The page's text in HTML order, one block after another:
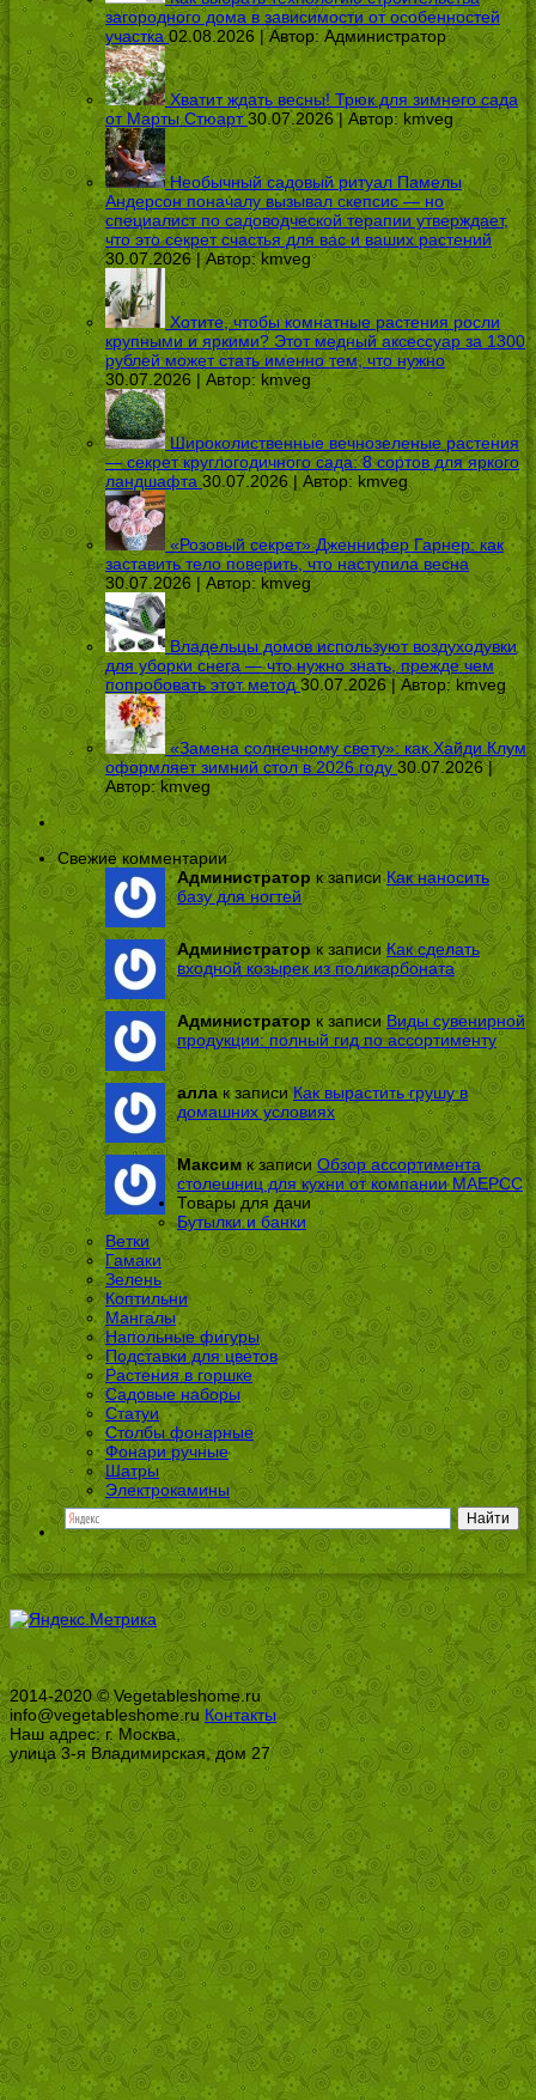
загородного дома в зависимости от особенностей
участка 02.08.2026 | Автор:Администратор
Хватит ждать весны! Трюк для зимнего сада
от Марты Стюарт 30.07.2026 | Автор: kmveg
Необычный садовый ритуал Памелы
Андерсон поначалу вызывал скепсис — но
специалист по садоводческой терапии утверждает,
что это секрет счастья для вас и ваших растений
30.07.2026 | Автор:kmveg
Хотите, чтобы комнатные растения росли
крупными и яркими? Этот медный аксессуар за 1300
рублей может стать именно тем, что нужно
30.07.2026 | Автор: kmveg
Широколиственные вечнозеленые растения
— секрет круглогодичного сада: 8 сортов для яркого
ландшафта 30.07.2026 | Автор:kmveg
«Розовый секрет» Дженнифер Гарнер: как
заставить тело поверить, что наступила весна
30.07.2026 | Автор: kmveg
Владельцы домов используют воздуходувки
для уборки снега — что нужно знать, прежде чем
попробовать этот метод 30.07.2026 | Автор: kmveg
«Замена солнечному свету»: как Хайди Клум
оформляет зимний стол в 2026 году 30.07.2026 |
Автор:kmveg
Свежие комментарии
Администратор к записиКак наносить
базу для ногтей
Администраторк записиКак сделать
входной козырек из поликарбоната
Администраторк записиВиды сувенирной
продукции: полный гид по ассортименту
алла к записиКак вырастить грушу в
домашних условиях
Максимк записи Обзор ассортимента
столешниц для кухни от компании МАЕРСС
Товары для дачи
Бутылки и банки
Ветки
Гамаки
Зелень
Коптильни
Мангалы
Напольные фигуры
Подставки для цветов
Растения в горшке
Садовые наборы
Статуи
Столбы фонарные
Фонари ручные
Шатры
Электрокамины
2014-2020 © Vegetableshome.ru
info@vegetableshome.ru Контакты
Наш адрес: г. Москва,
улица 3-я Владимирская, дом 27